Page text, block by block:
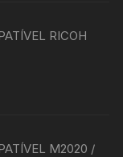
RICOH
M2020 /